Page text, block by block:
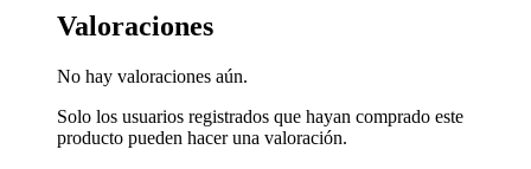
Valoraciones
No hay valoraciones aún.
Solo los usuarios registrados que hayan comprado este
producto pueden hacer una valoración.